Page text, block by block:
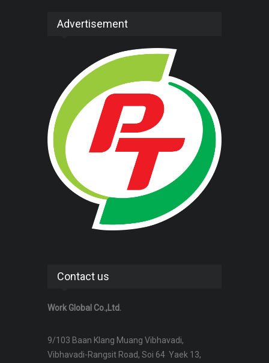
Advertisement
Contact us
Work Global Co.,Ltd.
9/103 Baan Klang Muang Vibhavadi,
Vibhavadi-Rangsit Road, Soi 64 Yaek 13,